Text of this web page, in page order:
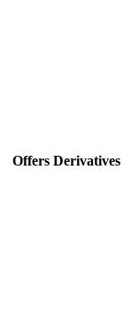
Offers Derivatives